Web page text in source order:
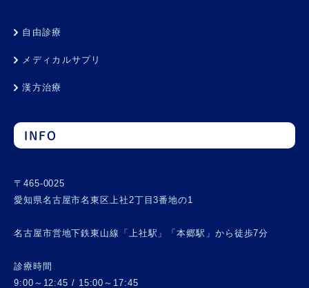
自由診療
メディカルサプリ
漢方治療
INFO
〒465-0025
愛知県名古屋市名東区上社2丁目3番地の1
名古屋市営地下鉄東山線「上社駅」「本郷駅」から徒歩7分
診療時間
9:00～12:45 / 15:00～17:45